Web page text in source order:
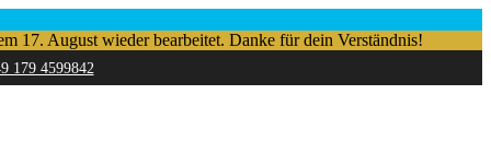
17. August wieder bearbeitet. Danke für dein Verständnis!
179 4599842